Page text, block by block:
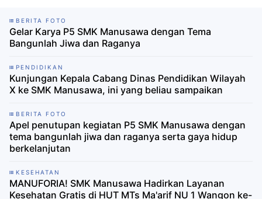
BERITA FOTO
Gelar Karya P5 SMK Manusawa dengan Tema
Bangunlah Jiwa dan Raganya
PENDIDIKAN
Kunjungan Kepala Cabang Dinas Pendidikan Wilayah
X ke SMK Manusawa, ini yang beliau sampaikan
BERITA FOTO
Apel penutupan kegiatan P5 SMK Manusawa dengan
tema bangunlah jiwa dan raganya serta gaya hidup
berkelanjutan
KESEHATAN
MANUFORIA! SMK Manusawa Hadirkan Layanan
Kesehatan Gratis di HUT MTs Ma'arif NU 1 Wangon ke-